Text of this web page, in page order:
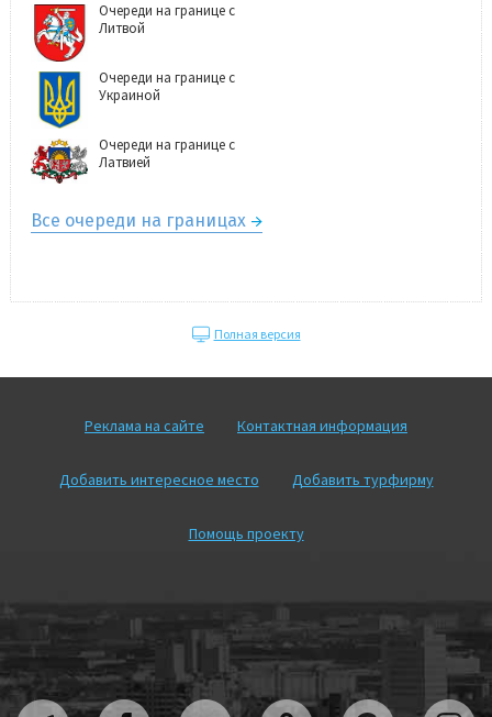
Очереди на границе с
Литвой
Очереди на границе с
Украиной
Очереди на границе с
Латвией
Все очереди на границах
Полная версия
Реклама на сайте Контактная информация
Добавить интересное место Добавить турфирму
Помощь проекту